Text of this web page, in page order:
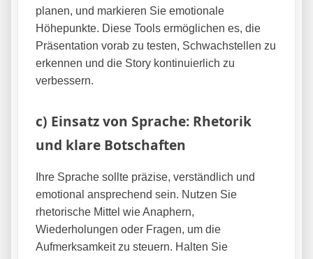
planen, und markieren Sie emotionale
Höhepunkte. Diese Tools ermöglichen es, die
Präsentation vorab zu testen, Schwachstellen zu
erkennen und die Story kontinuierlich zu
verbessern.
c) Einsatz von Sprache: Rhetorik
und klare Botschaften
Ihre Sprache sollte präzise, verständlich und
emotional ansprechend sein. Nutzen Sie
rhetorische Mittel wie Anaphern,
Wiederholungen oder Fragen, um die
Aufmerksamkeit zu steuern. Halten Sie